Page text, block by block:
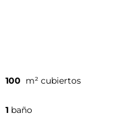
100 m² cubiertos
1 baño